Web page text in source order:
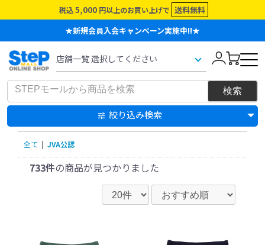
税込 5,000 円以上のお買い上げで 送料無料
★新規会員入会キャンペーン実施中!!★
絞り込み検索
全て | JVA公認
733件の商品が見つかりました